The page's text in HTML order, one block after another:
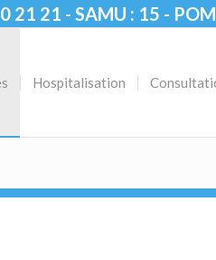
21 - SAMU : 15 -
Hospitalisation